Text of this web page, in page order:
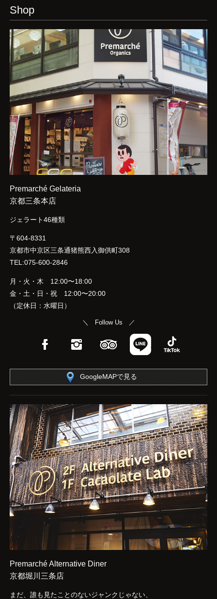
Shop
Premarché Gelateria
京都三条本店
ジェラート46種類
〒604-8331
京都市中京区三条通猪熊西入御供町308
TEL:075-600-2846
月・火・木 12:00〜18:00
金・土・日・祝 12:00〜20:00
（定休日：水曜日）
＼ Follow Us ／
FacebookInstagramTripAdvisor
LINE
GoogleMAPで見る
Premarché Alternative Diner
京都堀川三条店
まだ、誰も見たことのないジャンクじゃない、